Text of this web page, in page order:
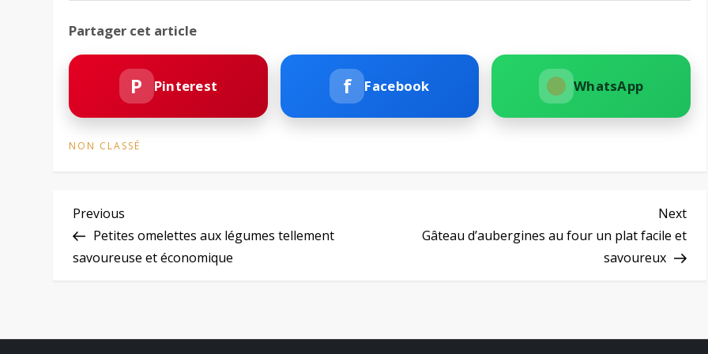
Partager cet article
P Pinterest f Facebook WhatsApp
NON CLASSÉ
N
a
i
Previous
Post
Previous
Petites omelettes aux légumes tellement
savoureuse et économique
Next
Gâteau d’aubergines au four un plat facile et
savoureux